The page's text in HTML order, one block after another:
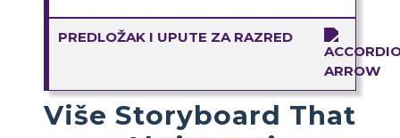
PREDLOŽAK I UPUTE ZA RAZRED
Više Storyboard That